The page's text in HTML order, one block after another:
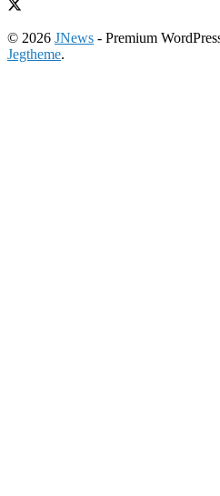
© 2026 JNews - Premium
Jegtheme.